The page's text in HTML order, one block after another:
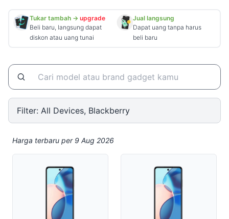
Tukar tambah → upgrade
Beli baru, langsung dapat
diskon atau uang tunai
Jual langsung
Dapat uang tanpa harus
beli baru
Filter: All Devices, Blackberry
Harga terbaru per 9 Aug 2026